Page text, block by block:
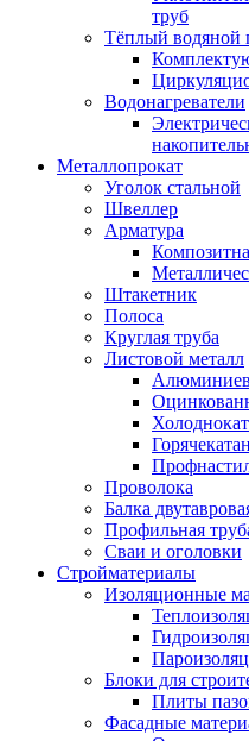
труб
Тёплый водяной
Водонагреватели
Металлопрокат
Уголок стальной
Швеллер
Арматура
Штакетник
Полоса
Круглая труба
Листовой металл
Проволока
Балка
Профильная
Сваи и оголовки
Стройматериалы
Изоляционные
Блоки для
Плиты
Фасадные